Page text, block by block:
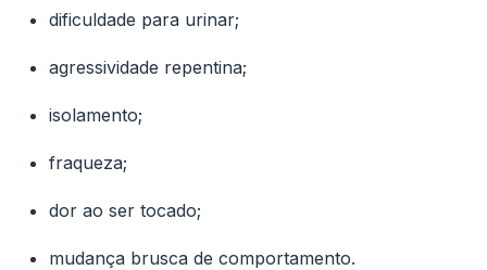
dificuldade para urinar;
agressividade repentina;
isolamento;
fraqueza;
dor ao ser tocado;
mudança brusca de comportamento.